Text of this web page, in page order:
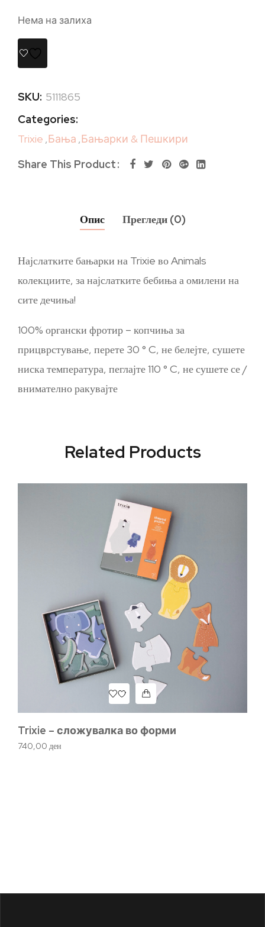
Нема на залиха
SKU: 5111865
Categories:
Trixie ,Бања ,Бањарки & Пешкири
Share This Product
Опис Прегледи (0)
Најслатките бањарки на Trixie во Animals
колекциите, за најслатките бебиња а омилени на
сите дечиња!
100% органски фротир – копчиња за
прицврстување, перете 30 ° C, не белејте, сушете
ниска температура, пеглајте 110 ° C, не сушете се /
внимателно ракувајте
Related Products
Trixie – сложувалка во форми
740,00 ден